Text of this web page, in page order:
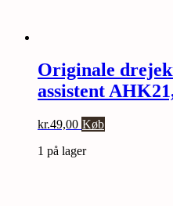
Originale
assistent
kr.49,00 Køb
1 på lager